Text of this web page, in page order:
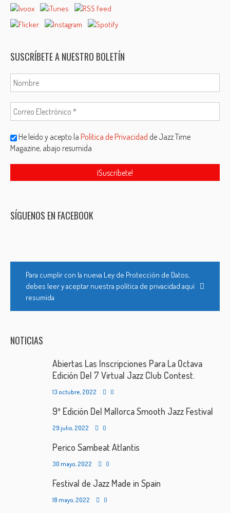
SUSCRÍBETE A NUESTRO BOLETÍN
He leído y acepto laPolítica de Privacidad de Jazz Time
Magazine, abajo resumida
SÍGUENOS EN FACEBOOK
Para cumplir con la nueva Ley de Protección de Datos,
debes leer y aceptar nuestra política de privacidad aquí
resumida
NOTICIAS
Abiertas Las Inscripciones Para La Octava
Edición Del 7 Virtual Jazz Club Contest.
13 octubre, 2022 0
9ª Edición Del Mallorca Smooth Jazz Festival
29 julio, 2022 0
Perico Sambeat Atlantis
30 mayo, 2022 0
Festival de Jazz Made in Spain
18 mayo, 2022 0